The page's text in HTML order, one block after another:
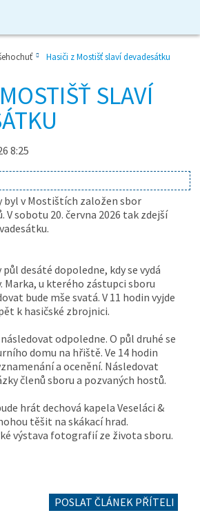
Hasiči z Mostišť slaví devadesátku
SLAVÍ
8:25
byl v Mostištích založen sbor
V sobotu 20. června 2026 tak zdejší
desáté dopoledne, kdy se vydá
Marka, u kterého zástupci sboru
bude mše svatá. V 11 hodin vyjde
k hasičské zbrojnici.
odpoledne. O půl druhé se
domu na hřiště. Ve 14 hodin
a ocenění. Následovat
členů sboru a pozvaných hostů.
hrát dechová kapela Veseláci &
těšit na skákací hrad.
výstava fotografií ze života sboru.
POSLAT ČLÁNEK PŘÍTELI